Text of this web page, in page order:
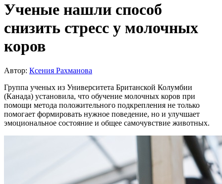
Ученые нашли способ
снизить стресс у молочных
коров
Автор: Ксения Рахманова
Группа ученых из Университета Британской Колумбии
(Канада) установила, что обучение молочных коров при
помощи метода положительного подкрепления не только
помогает формировать нужное поведение, но и улучшает
эмоциональное состояние и общее самочувствие животных.